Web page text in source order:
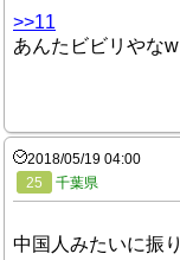
>>11
あんたビビリやなw
2018/05/19 04:00
25
千葉県
中国人みたいに振